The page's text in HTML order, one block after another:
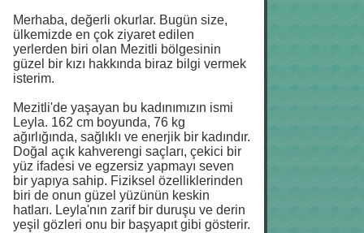
Merhaba, değerli okurlar. Bugün size,
ülkemizde en çok ziyaret edilen
yerlerden biri olan Mezitli bölgesinin
güzel bir kızı hakkında biraz bilgi vermek
isterim.
Mezitli'de yaşayan bu kadınımızın ismi
Leyla. 162 cm boyunda, 76 kg
ağırlığında, sağlıklı ve enerjik bir kadındır.
Doğal açık kahverengi saçları, çekici bir
yüz ifadesi ve egzersiz yapmayı seven
bir yapıya sahip. Fiziksel özelliklerinden
biri de onun güzel yüzünün keskin
hatları. Leyla'nın zarif bir duruşu ve derin
yeşil gözleri onu bir başyapıt gibi gösterir.